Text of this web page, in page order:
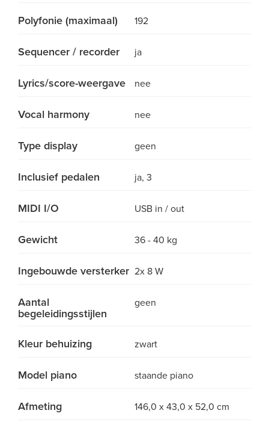
Polyfonie (maximaal) 192
Sequencer / recorder ja
Lyrics/score-weergave nee
Vocal harmony nee
Type display geen
Inclusief pedalen ja, 3
MIDI I/O USB in / out
Gewicht 36 - 40 kg
Ingebouwde versterker 2x 8 W
Aantal
begeleidingsstijlen
geen
Kleur behuizing zwart
Model piano staande piano
Afmeting 146,0 x 43,0 x 52,0 cm